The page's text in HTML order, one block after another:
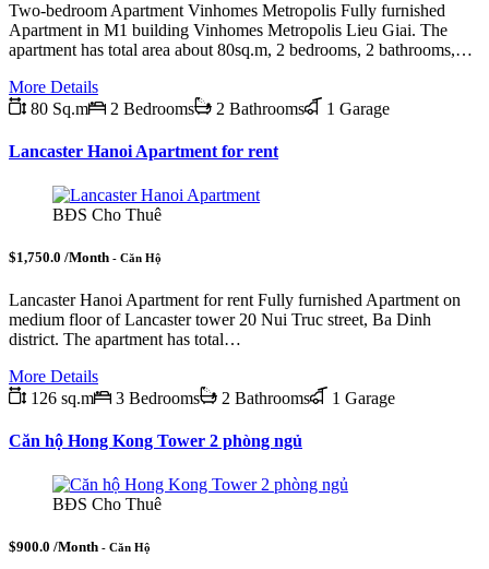
Two-bedroom Apartment Vinhomes Metropolis Fully furnished
Apartment in M1 building Vinhomes Metropolis Lieu Giai. The
apartment has total area about 80sq.m, 2 bedrooms, 2 bathrooms,…
More Details
80 Sq.m
2 Bedrooms 2 Bathrooms 1 Garage
Lancaster Hanoi Apartment for rent
BĐS Cho Thuê
$1,750.0 /Month - Căn Hộ
Lancaster Hanoi Apartment for rent Fully furnished Apartment on
medium floor of Lancaster tower 20 Nui Truc street, Ba Dinh
district. The apartment has total…
More Details
126 sq.m
3 Bedrooms 2 Bathrooms 1 Garage
Căn hộ Hong Kong Tower 2 phòng ngủ
BĐS Cho Thuê
$900.0 /Month - Căn Hộ